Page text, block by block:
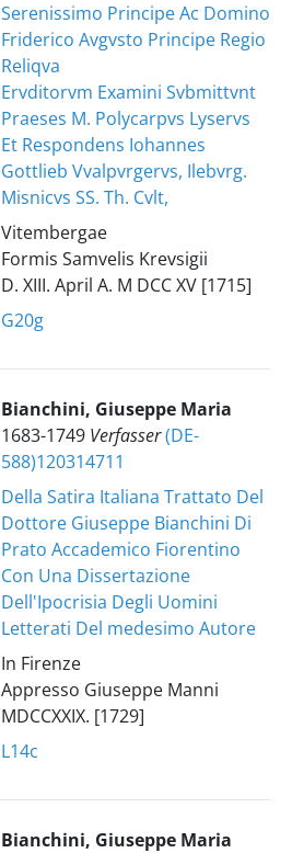
Serenissimo Principe Ac Domino
Friderico Avgvsto Principe Regio
Reliqva
Ervditorvm Examini Svbmittvnt
Praeses M. Polycarpvs Lyservs
Et Respondens Iohannes
Gottlieb Vvalpvrgervs, Ilebvrg.
Misnicvs SS. Th. Cvlt,
Vitembergae
Formis Samvelis Krevsigii
D. XIII. April A. M DCC XV [1715]
G20g
Bianchini, Giuseppe Maria
1683-1749 Verfasser(DE-
588)120314711
Della Satira Italiana Trattato Del
Dottore Giuseppe Bianchini Di
Prato Accademico Fiorentino
Con Una Dissertazione
Dell'Ipocrisia Degli Uomini
Letterati Del medesimo Autore
In Firenze
Appresso Giuseppe Manni
MDCCXXIX. [1729]
L14c
Bianchini, Giuseppe Maria